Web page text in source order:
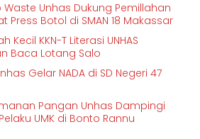
Waste Unhas Dukung Pemillahan
Press Botol di SMAN 18 Makassar
Kecil KKN-T Literasi UNHAS
Baca Lotang Salo
Gelar NADA di SD Negeri 47
Pangan Unhas Dampingi
UMK di Bonto Rannu